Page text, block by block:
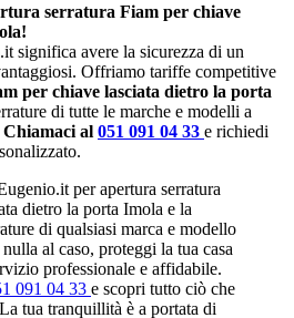
serratura Fiam per chiave
significa avere la sicurezza di un
Offriamo tariffe competitive
per chiave lasciata dietro la porta
di tutte le marche e modelli a
Chiamaci al 051 091 04 33 e richiedi
per apertura serratura
dietro la porta Imola e la
di qualsiasi marca e modello
al caso, proteggi la tua casa
professionale e affidabile.
091 04 33 e scopri tutto ciò che
tua tranquillità è a portata di